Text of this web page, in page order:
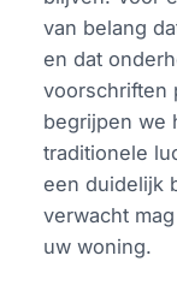
van belang
en dat
voorschriften
begrijpen we
traditionele
een duidelijk
verwacht
uw woning.